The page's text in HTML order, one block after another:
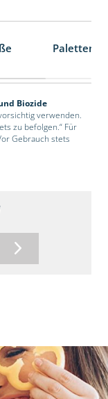
Biozide
verwenden.
zu befolgen.“ Für
Gebrauch stets